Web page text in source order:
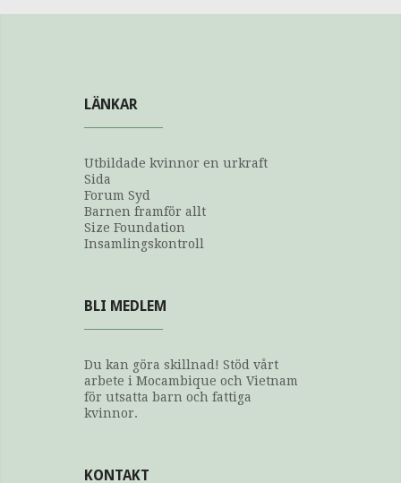
LÄNKAR
Utbildade kvinnor en urkraft
Sida
Forum Syd
Barnen framför allt
Size Foundation
Insamlingskontroll
BLI MEDLEM
Du kan göra skillnad! Stöd vårt
arbete i Mocambique och Vietnam
för utsatta barn och fattiga
kvinnor.
KONTAKT